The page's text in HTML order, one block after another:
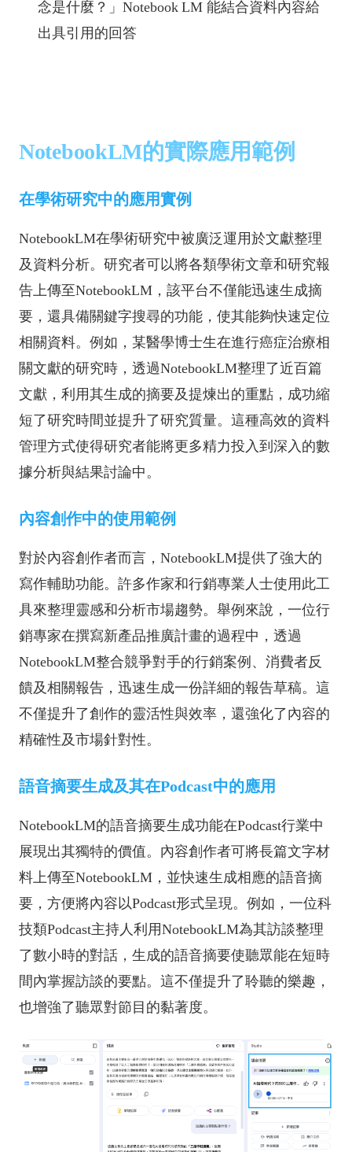
念是什麼？」Notebook LM 能結合資料內容給
出具引用的回答
NotebookLM的實際應用範例
在學術研究中的應用實例
NotebookLM在學術研究中被廣泛運用於文獻整理
及資料分析。研究者可以將各類學術文章和研究報
告上傳至NotebookLM，該平台不僅能迅速生成摘
要，還具備關鍵字搜尋的功能，使其能夠快速定位
相關資料。例如，某醫學博士生在進行癌症治療相
關文獻的研究時，透過NotebookLM整理了近百篇
文獻，利用其生成的摘要及提煉出的重點，成功縮
短了研究時間並提升了研究質量。這種高效的資料
管理方式使得研究者能將更多精力投入到深入的數
據分析與結果討論中。
內容創作中的使用範例
對於內容創作者而言，NotebookLM提供了強大的
寫作輔助功能。許多作家和行銷專業人士使用此工
具來整理靈感和分析市場趨勢。舉例來說，一位行
銷專家在撰寫新產品推廣計畫的過程中，透過
NotebookLM整合競爭對手的行銷案例、消費者反
饋及相關報告，迅速生成一份詳細的報告草稿。這
不僅提升了創作的靈活性與效率，還強化了內容的
精確性及市場針對性。
語音摘要生成及其在Podcast中的應用
NotebookLM的語音摘要生成功能在Podcast行業中
展現出其獨特的價值。內容創作者可將長篇文字材
料上傳至NotebookLM，並快速生成相應的語音摘
要，方便將內容以Podcast形式呈現。例如，一位科
技類Podcast主持人利用NotebookLM為其訪談整理
了數小時的對話，生成的語音摘要使聽眾能在短時
間內掌握訪談的要點。這不僅提升了聆聽的樂趣，
也增強了聽眾對節目的黏著度。